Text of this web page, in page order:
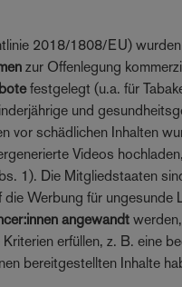
2018/1808/EU)
zur Offenlegung
festgelegt (u.a. für
und
vor schädlichen Inhalten
Videos
1). Die Mitgliedstaaten
Werbung für ungesunde
angewandt
erfüllen, z. B. eine
bereitgestellten Inhalte